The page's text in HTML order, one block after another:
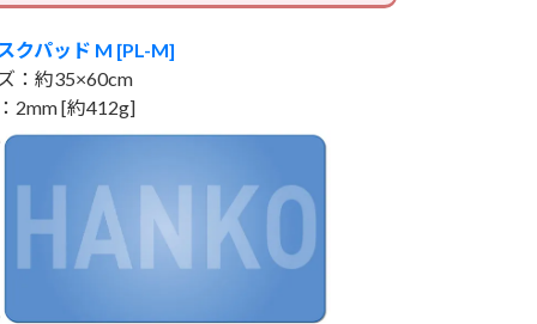
クパッド M [PL-M]
：約35×60cm
2mm [約412g]